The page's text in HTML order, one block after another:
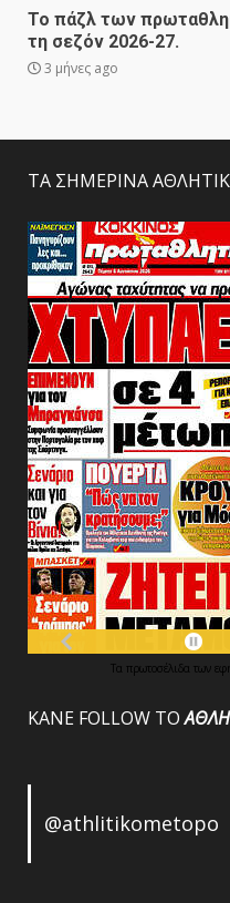
To πάζλ των
τη σεζόν 2026-27.
3 μήνες ago
ΤΑ ΣΗΜΕΡΙΝΑ
Τα πρωτοσέλιδα των
ΚΑΝΕ FOLLOW ΤΟ
@athlitikometopo